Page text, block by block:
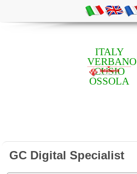
ITALY
VERBANO
CUSIO
OSSOLA
GC Digital Specialist